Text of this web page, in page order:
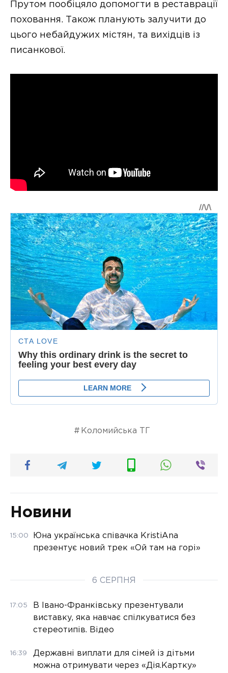
Прутом пообіцяло допомогти в реставрації
поховання. Також планують залучити до
цього небайдужих містян, та вихідців із
писанкової.
Коломийська ТГ
Новини
15:00
Юна українська співачка KristiAna
презентує новий трек «Ой там на горі»
6 СЕРПНЯ
17:05
В Івано-Франківську презентували
виставку, яка навчає спілкуватися без
стереотипів. Відео
16:39
Державні виплати для сімей із дітьми
можна отримувати через «Дія.Картку»